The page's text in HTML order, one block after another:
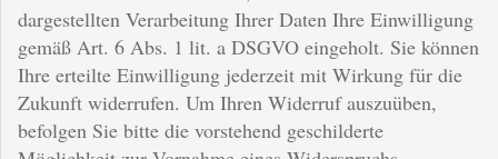
dargestellten Verarbeitung Ihrer Daten Ihre Einwilligung
gemäß Art. 6 Abs. 1 lit. a DSGVO eingeholt. Sie können
Ihre erteilte Einwilligung jederzeit mit Wirkung für die
Zukunft widerrufen. Um Ihren Widerruf auszuüben,
befolgen Sie bitte die vorstehend geschilderte